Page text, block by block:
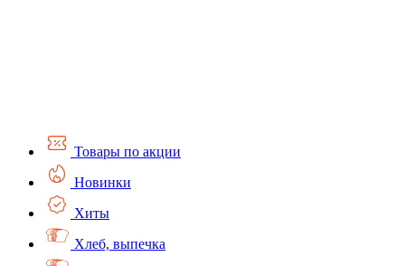
Товары по акции
Новинки
Хиты
Хлеб, выпечка